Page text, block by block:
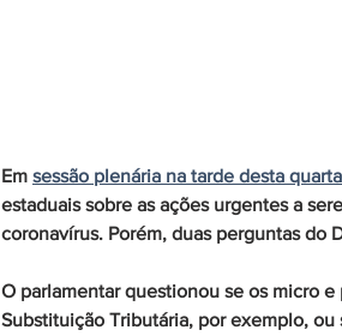
Em sessão plenária na tarde desta
estaduais sobre as ações urgentes a
coronavírus. Porém, duas perguntas do
O parlamentar questionou se os micro
Substituição Tributária, por exemplo,